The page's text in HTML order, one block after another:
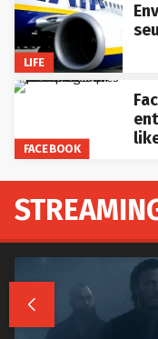
LIFE
FACEBOOK
